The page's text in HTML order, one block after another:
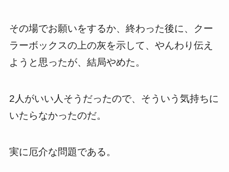
その場でお願いをするか、終わった後に、クー
ラーボックスの上の灰を示して、やんわり伝え
ようと思ったが、結局やめた。
2人がいい人そうだったので、そういう気持ちに
いたらなかったのだ。
実に厄介な問題である。